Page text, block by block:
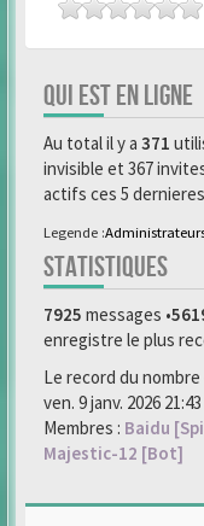
QUI EST EN LIGNE
Au total il y a 371
invisible et 367
actifs ces 5
Legende :
STATISTIQUES
7925 messages •
enregistre le plus
Le record du
ven. 9 janv. 2026 21:43
Membres : Baidu
Majestic-12 [Bot]